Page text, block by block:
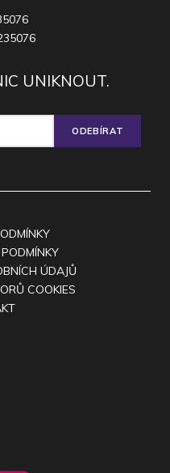
UNIKNOUT.
ODEBÍRAT
ÚDAJŮ
COOKIES